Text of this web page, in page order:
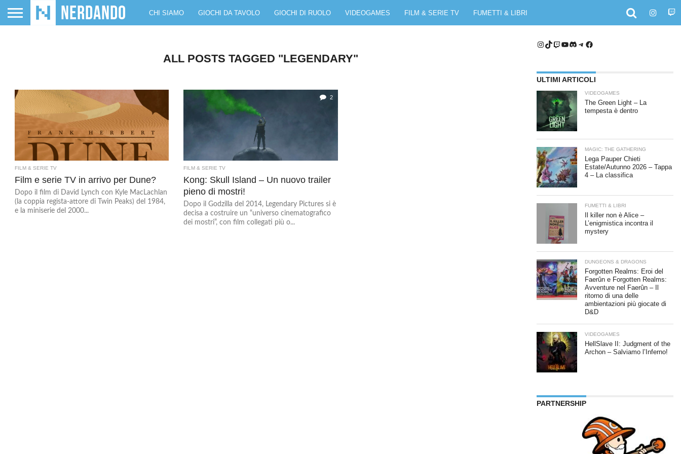
CHI SIAMO GIOCHI DA TAVOLO GIOCHI DI RUOLO VIDEOGAMES FILM & SERIE TV FUMETTI & LIBRI
ALL POSTS TAGGED "LEGENDARY"
FILM & SERIE TV
Film e serie TV in arrivo per Dune?
Dopo il film di David Lynch con Kyle MacLachlan
(la coppia regista-attore di Twin Peaks) del 1984,
e la miniserie del 2000...
2
FILM & SERIE TV
Kong: Skull Island – Un nuovo trailer
pieno di mostri!
Dopo il Godzilla del 2014, Legendary Pictures si è
decisa a costruire un “universo cinematografico
dei mostri”, con film collegati più o...
Instagram
TikTok
Twitch
YouTube
Discord
Telegram
Facebook
ULTIMI ARTICOLI
VIDEOGAMES
The Green Light – La
tempesta è dentro
MAGIC: THE GATHERING
Lega Pauper Chieti
Estate/Autunno 2026 – Tappa
4 – La classifica
FUMETTI & LIBRI
Il killer non è Alice –
L’enigmistica incontra il
mystery
DUNGEONS & DRAGONS
Forgotten Realms: Eroi del
Faerûn e Forgotten Realms:
Avventure nel Faerûn – Il
ritorno di una delle
ambientazioni più giocate di
D&D
VIDEOGAMES
HellSlave II: Judgment of the
Archon – Salviamo l’Inferno!
PARTNERSHIP